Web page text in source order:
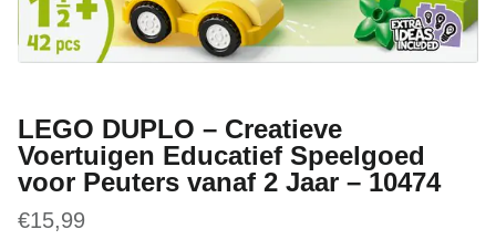
LEGO DUPLO – Creatieve
Voertuigen Educatief Speelgoed
voor Peuters vanaf 2 Jaar – 10474
€15,99